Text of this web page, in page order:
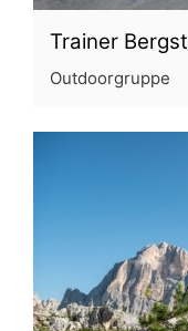
Trainer
Outdoorgruppe